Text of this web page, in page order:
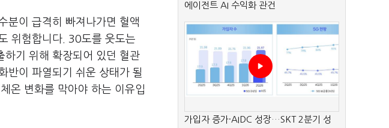
분이 급격히 빠져나가면 혈액
위험합니다. 30도를 웃도는
하기 위해 확장되어 있던 혈관
반이 파열되기 쉬운 상태가 될
온 변화를 막아야 하는 이유입
에이전트 AI 수익화 관건
가입자 증가·AIDC 성장…SKT 2분기 성